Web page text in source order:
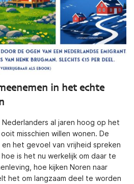
in het echte
al jaren hoog op het
misschien willen wonen. De
het gevoel van vrijheid spreken
is het nu werkelijk om daar te
hoe kijken Noren naar
het om langzaam deel te worden